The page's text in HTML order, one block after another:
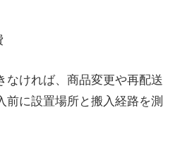
なければ、商品変更や再配送
前に設置場所と搬入経路を測